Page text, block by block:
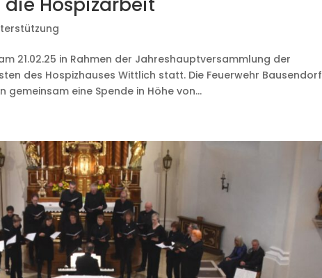
21.02.25 in Rahmen der Jahreshauptversammlung der
des Hospizhauses Wittlich statt. Die Feuerwehr Bausendorf
eine Spende in Höhe von...